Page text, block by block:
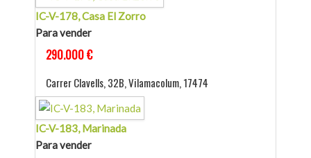
IC-V-178, Casa El Zorro
Para vender
290.000 €
Carrer Clavells, 32B, Vilamacolum, 17474
IC-V-183, Marinada
Para vender